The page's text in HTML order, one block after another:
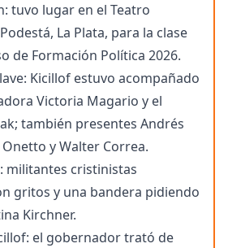
tuvo lugar en el Teatro
La Plata, para la clase
de Formación Política 2026.
Kicillof estuvo acompañado
Victoria Magario y el
también presentes Andrés
y Walter Correa.
militantes cristinistas
gritos y una bandera pidiendo
Kirchner.
el gobernador trató de